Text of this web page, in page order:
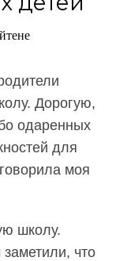
Дорогую,
одаренных
для
моя
школу.
что